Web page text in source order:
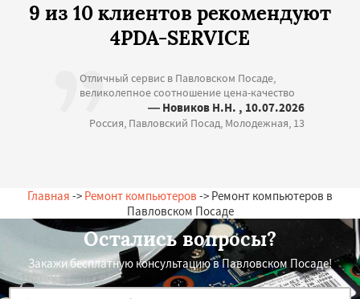
9 из 10 клиентов рекомендуют
4PDA-SERVICE
Отличный сервис в Павловском Посаде,
великолепное соотношение цена-качество
— Новиков Н.Н. , 10.07.2026
Россия, Павловский Посад, Молодежная, 13
Главная -> Ремонт компьютеров -> Ремонт компьютеров в
Павловском Посаде
Остались вопросы?
Закажи бесплатную консультацию в Павловском Посаде!